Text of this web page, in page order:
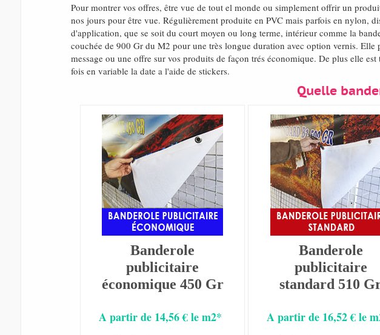
Pour montrer vos offres, être vue de tout el monde ou simplement offrir un
nos jours pour être vue. Régulièrement produite en PVC mais parfois en nylon,
d'application, que se soit du court moyen ou long terme, intérieur comme la
couchée de 900 Gr du M2 pour une très longue duration avec option vernis.
message ou une offre sur vos produits de façon trés économique. De plus elle
fois en variable la date a l'aide de stickers.
Quelle
Banderole
publicitaire
économique 450 Gr
A partir de 14,56 € le m2*
Banderole
publicitaire
standard 510
A partir de 16,52 € le